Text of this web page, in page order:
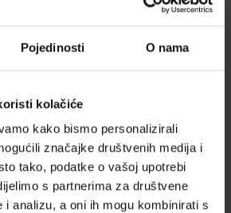
Pojedinosti O nama
kolačiće
kako bismo personalizirali
značajke društvenih medija i
tako, podatke o vašoj upotrebi
s partnerima za društvene
i analizu, a oni ih mogu kombinirati s
nas?